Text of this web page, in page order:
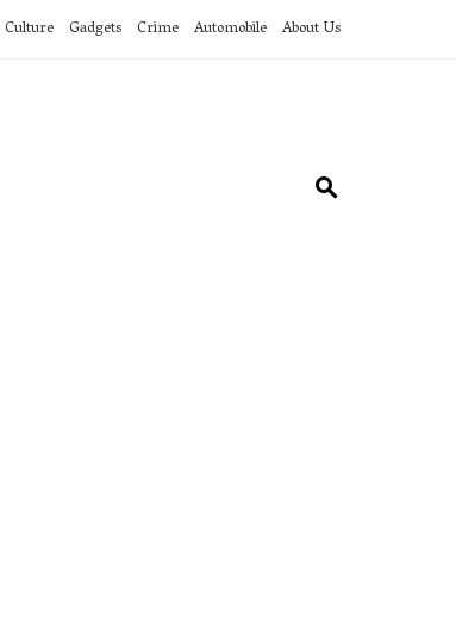
Culture Gadgets Crime Automobile About Us